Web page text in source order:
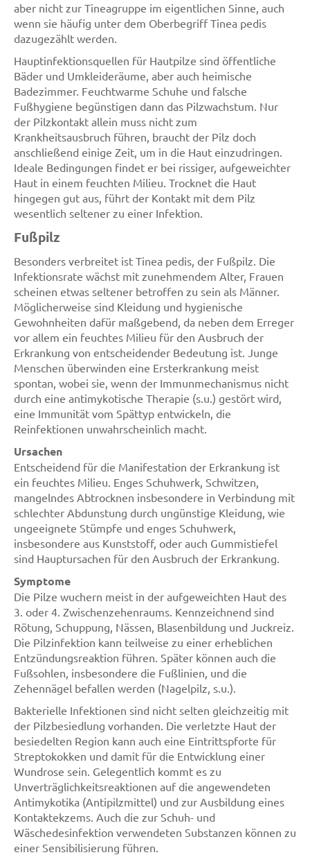
aber nicht zur Tineagruppe im eigentlichen Sinne, auch
wenn sie häufig unter dem Oberbegriff Tinea pedis
dazugezählt werden.
Hauptinfektionsquellen für Hautpilze sind öffentliche
Bäder und Umkleideräume, aber auch heimische
Badezimmer. Feuchtwarme Schuhe und falsche
Fußhygiene begünstigen dann das Pilzwachstum. Nur
der Pilzkontakt allein muss nicht zum
Krankheitsausbruch führen, braucht der Pilz doch
anschließend einige Zeit, um in die Haut einzudringen.
Ideale Bedingungen findet er bei rissiger, aufgeweichter
Haut in einem feuchten Milieu. Trocknet die Haut
hingegen gut aus, führt der Kontakt mit dem Pilz
wesentlich seltener zu einer Infektion.
Fußpilz
Besonders verbreitet ist Tinea pedis, der Fußpilz. Die
Infektionsrate wächst mit zunehmendem Alter, Frauen
scheinen etwas seltener betroffen zu sein als Männer.
Möglicherweise sind Kleidung und hygienische
Gewohnheiten dafür maßgebend, da neben dem Erreger
vor allem ein feuchtes Milieu für den Ausbruch der
Erkrankung von entscheidender Bedeutung ist. Junge
Menschen überwinden eine Ersterkrankung meist
spontan, wobei sie, wenn der Immunmechanismus nicht
durch eine antimykotische Therapie (s.u.) gestört wird,
eine Immunität vom Spättyp entwickeln, die
Reinfektionen unwahrscheinlich macht.
Ursachen
Entscheidend für die Manifestation der Erkrankung ist
ein feuchtes Milieu. Enges Schuhwerk, Schwitzen,
mangelndes Abtrocknen insbesondere in Verbindung mit
schlechter Abdunstung durch ungünstige Kleidung, wie
ungeeignete Stümpfe und enges Schuhwerk,
insbesondere aus Kunststoff, oder auch Gummistiefel
sind Hauptursachen für den Ausbruch der Erkrankung.
Symptome
Die Pilze wuchern meist in der aufgeweichten Haut des
3. oder 4. Zwischenzehenraums. Kennzeichnend sind
Rötung, Schuppung, Nässen, Blasenbildung und Juckreiz.
Die Pilzinfektion kann teilweise zu einer erheblichen
Entzündungsreaktion führen. Später können auch die
Fußsohlen, insbesondere die Fußlinien, und die
Zehennägel befallen werden (Nagelpilz, s.u.).
Bakterielle Infektionen sind nicht selten gleichzeitig mit
der Pilzbesiedlung vorhanden. Die verletzte Haut der
besiedelten Region kann auch eine Eintrittspforte für
Streptokokken und damit für die Entwicklung einer
Wundrose sein. Gelegentlich kommt es zu
Unverträglichkeitsreaktionen auf die angewendeten
Antimykotika (Antipilzmittel) und zur Ausbildung eines
Kontaktekzems. Auch die zur Schuh- und
Wäschedesinfektion verwendeten Substanzen können zu
einer Sensibilisierung führen.